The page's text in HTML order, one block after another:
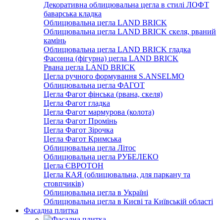
Декоративна облицювальна цегла в стилі ЛОФТ
баварська кладка
Облицювальна цегла LAND BRICK
Облицювальна цегла LAND BRICK скеля, рваний
камінь
Облицювальна цегла LAND BRICK гладка
Фасонна (фігурна) цегла LAND BRICK
Рвана цегла LAND BRICK
Цегла ручного формування S.ANSELMO
Облицювальна цегла ФАГОТ
Цегла Фагот фінська (рвана, скеля)
Цегла Фагот гладка
Цегла Фагот мармурова (колота)
Цегла Фагот Промінь
Цегла Фагот Зірочка
Цегла Фагот Кримська
Облицювальна цегла Літос
Облицювальна цегла РУБЕЛЕКО
Цегла ЄВРОТОН
Цегла КАЯ (облицювальна, для паркану та
стовпчиків)
Облицювальна цегла в Україні
Облицювальна цегла в Києві та Київській області
Фасадна плитка